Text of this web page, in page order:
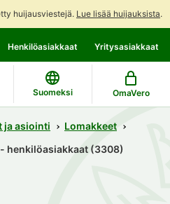
huijausviestejä. Lue lisää huijauksista.
suoraan
sisältöön
koko
sivuston
hakuun
Henkilöasiakkaat Yritysasiakkaat
Suomeksi OmaVero
ja asiointi
Lomakkeet
henkilöasiakkaat (3308)